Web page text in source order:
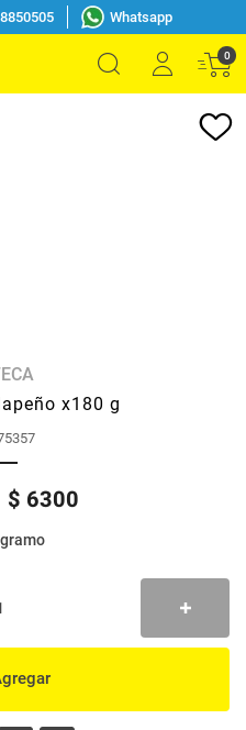
Whatsapp
0
x180 g
$ 6300
gramo